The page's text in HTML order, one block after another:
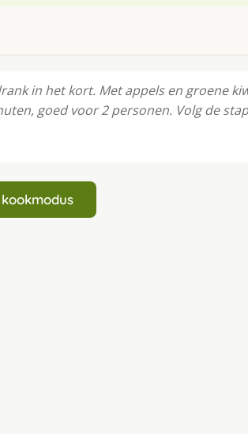
in het kort. Met appels en groene
goed voor 2 personen. Volg de